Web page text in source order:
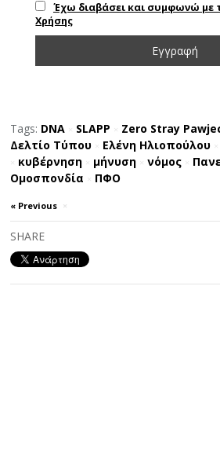
Έχω διαβάσει και συμφωνώ με
Χρήσης
Tags: DNA SLAPP Zero Stray
Δελτίο Τύπου Ελένη Ηλιοπούλου
κυβέρνηση μήνυση νόμος
Ομοσπονδία
ΠΦΟ
« Previous ×
SHARE